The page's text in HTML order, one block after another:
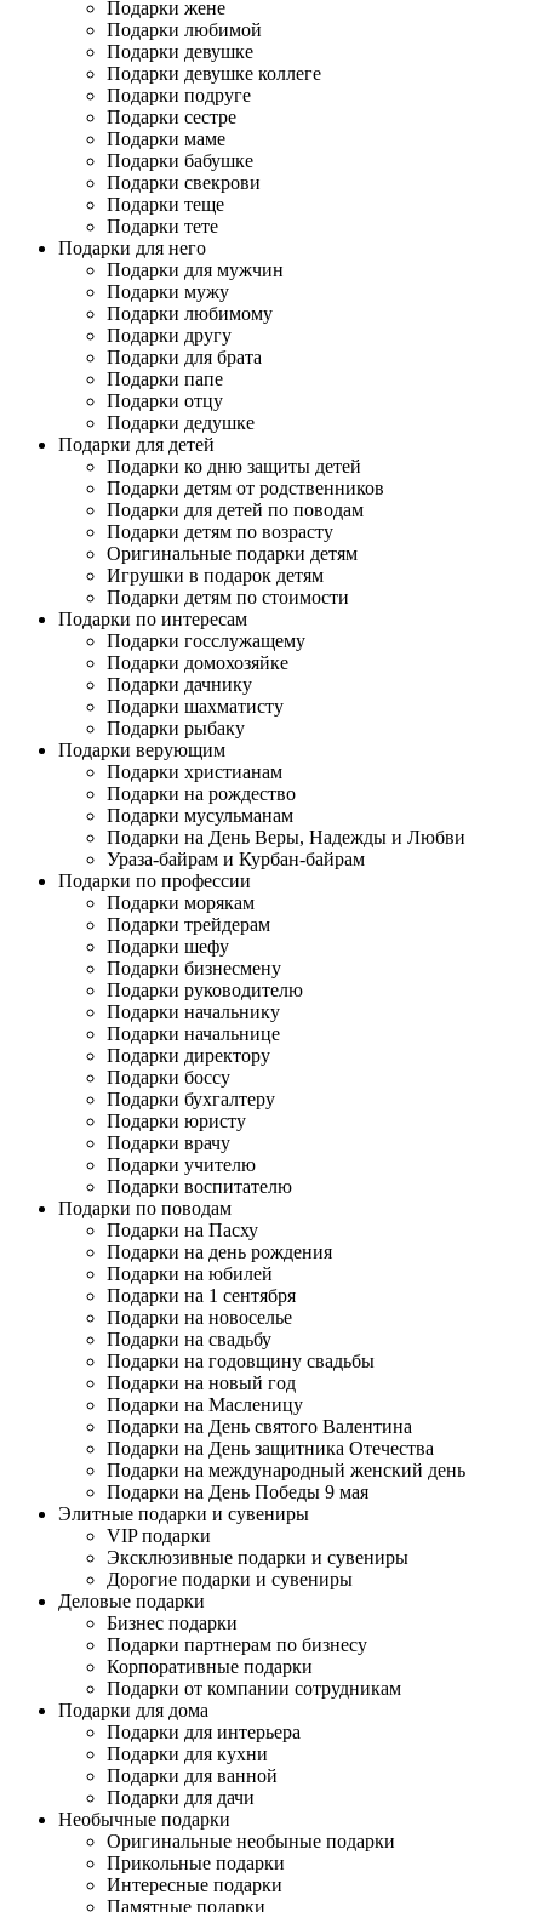
Подарки жене
Подарки любимой
Подарки девушке
Подарки девушке коллеге
Подарки подруге
Подарки сестре
Подарки маме
Подарки бабушке
Подарки свекрови
Подарки теще
Подарки тете
Подарки для него
Подарки для мужчин
Подарки мужу
Подарки любимому
Подарки другу
Подарки для брата
Подарки папе
Подарки отцу
Подарки дедушке
Подарки для детей
Подарки ко дню защиты детей
Подарки детям от родственников
Подарки для детей по поводам
Подарки детям по возрасту
Оригинальные подарки детям
Игрушки в подарок детям
Подарки детям по стоимости
Подарки по интересам
Подарки госслужащему
Подарки домохозяйке
Подарки дачнику
Подарки шахматисту
Подарки рыбаку
Подарки верующим
Подарки христианам
Подарки на рождество
Подарки мусульманам
Подарки на День Веры, Надежды и Любви
Ураза-байрам и Курбан-байрам
Подарки по профессии
Подарки морякам
Подарки трейдерам
Подарки шефу
Подарки бизнесмену
Подарки руководителю
Подарки начальнику
Подарки начальнице
Подарки директору
Подарки боссу
Подарки бухгалтеру
Подарки юристу
Подарки врачу
Подарки учителю
Подарки воспитателю
Подарки по поводам
Подарки на Пасху
Подарки на день рождения
Подарки на юбилей
Подарки на 1 сентября
Подарки на новоселье
Подарки на свадьбу
Подарки на годовщину свадьбы
Подарки на новый год
Подарки на Масленицу
Подарки на День святого Валентина
Подарки на День защитника Отечества
Подарки на международный женский день
Подарки на День Победы 9 мая
Элитные подарки и сувениры
VIP подарки
Эксклюзивные подарки и сувениры
Дорогие подарки и сувениры
Деловые подарки
Бизнес подарки
Подарки партнерам по бизнесу
Корпоративные подарки
Подарки от компании сотрудникам
Подарки для дома
Подарки для интерьера
Подарки для кухни
Подарки для ванной
Подарки для дачи
Необычные подарки
Оригинальные необыные подарки
Прикольные подарки
Интересные подарки
Памятные подарки